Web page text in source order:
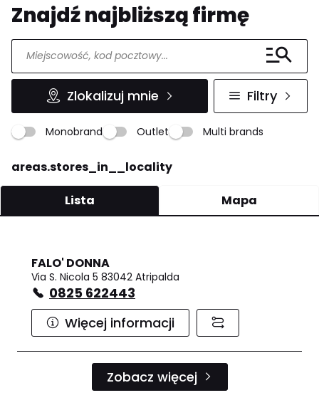
Znajdź najbliższą firmę
Zlokalizuj mnie Filtry
Monobrand Outlet Multi brands
areas.stores_in__locality
Lista Mapa
FALO' DONNA
Via S. Nicola 5 83042 Atripalda
0825 622443
Więcej informacji
Zobacz więcej